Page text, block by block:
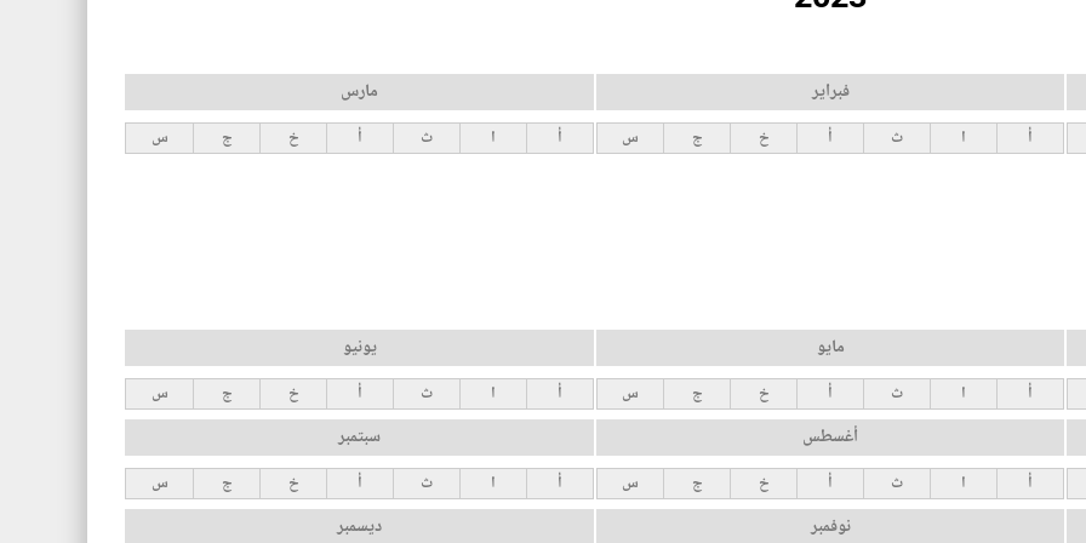
فبراير
أ ا ث أ خ ج س
مارس
أ ا ث أ خ ج س
مايو
أ ا ث أ خ ج س
يونيو
أ ا ث أ خ ج س
أغسطس
أ ا ث أ خ ج س
سبتمبر
أ ا ث أ خ ج س
نوفمبر ديسمبر